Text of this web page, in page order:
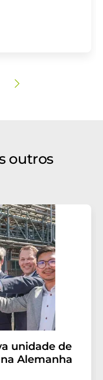
outros
unidade de
Alemanha